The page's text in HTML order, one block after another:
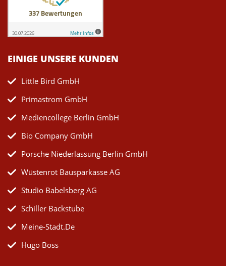
EINIGE UNSERE KUNDEN
Little Bird GmbH
Primastrom GmbH
Mediencollege Berlin GmbH
Bio Company GmbH
Porsche Niederlassung Berlin GmbH
Wüstenrot Bausparkasse AG
Studio Babelsberg AG
Schiller Backstube
Meine-Stadt.de
Hugo Boss